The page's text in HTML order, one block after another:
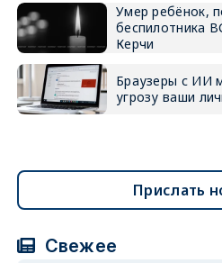
Умер ребёнок,
беспилотника
Керчи
Браузеры с ИИ
угрозу ваши
Прислать
Свежее